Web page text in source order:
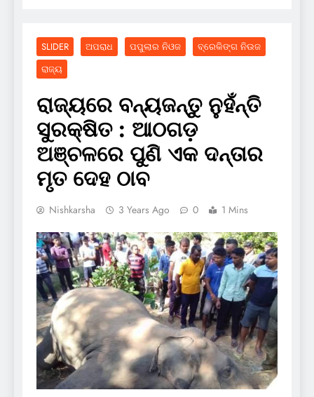
SLIDER ଅପରାଧ ପପୁଲାର ନିଓଜ
ବ୍ରେକିଙ୍ଗ ନିଉଜ
ରାଜ୍ୟ
ରାଜ୍ୟରେ ବନ୍ୟଜନ୍ତୁ ନୁହଁନ୍ତି
ସୁରକ୍ଷିତ : ଆଠଗଡ଼
ଅଞ୍ଚଳରେ ପୁଣି ଏକ ଦନ୍ତାର
ମୃତ ଦେହ ଠାବ
Nishkarsha 3 Years Ago 0 1 Mins